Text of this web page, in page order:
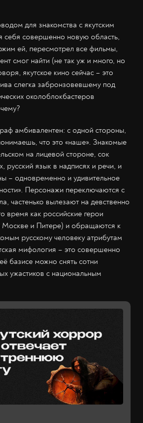
для знакомства с якутским
себя совершенно новую область,
ей, пересмотрел все фильмы,
смог найти (не так уж и много, но
якутское кино сейчас – это
слегка забронзовевшему под
околоблокбастеров
амбивалентен: с одной стороны,
что это «наше». Знакомые
на лицевой стороне, сок
русский язык в надписях и речи, и
– одновременно и удивительное
Персонажи переключаются с
частенько вылезают на девственно
время как российские герои
Москве и Питере) и обращаются к
русскому человеку атрибутам
мифология – это совершенно
базисе можно снять сотни
ужастиков с национальным